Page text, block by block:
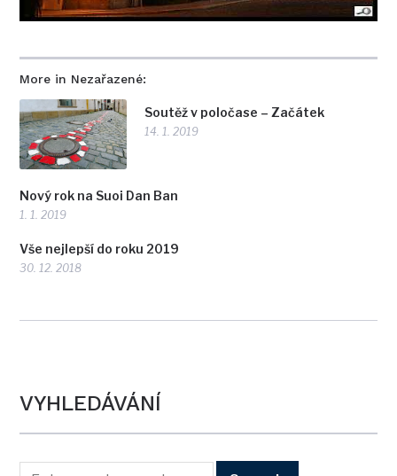
More in Nezařazené:
Soutěž v poločase – Začátek
14. 1. 2019
Nový rok na Suoi Dan Ban
1. 1. 2019
Vše nejlepší do roku 2019
30. 12. 2018
VYHLEDÁVÁNÍ